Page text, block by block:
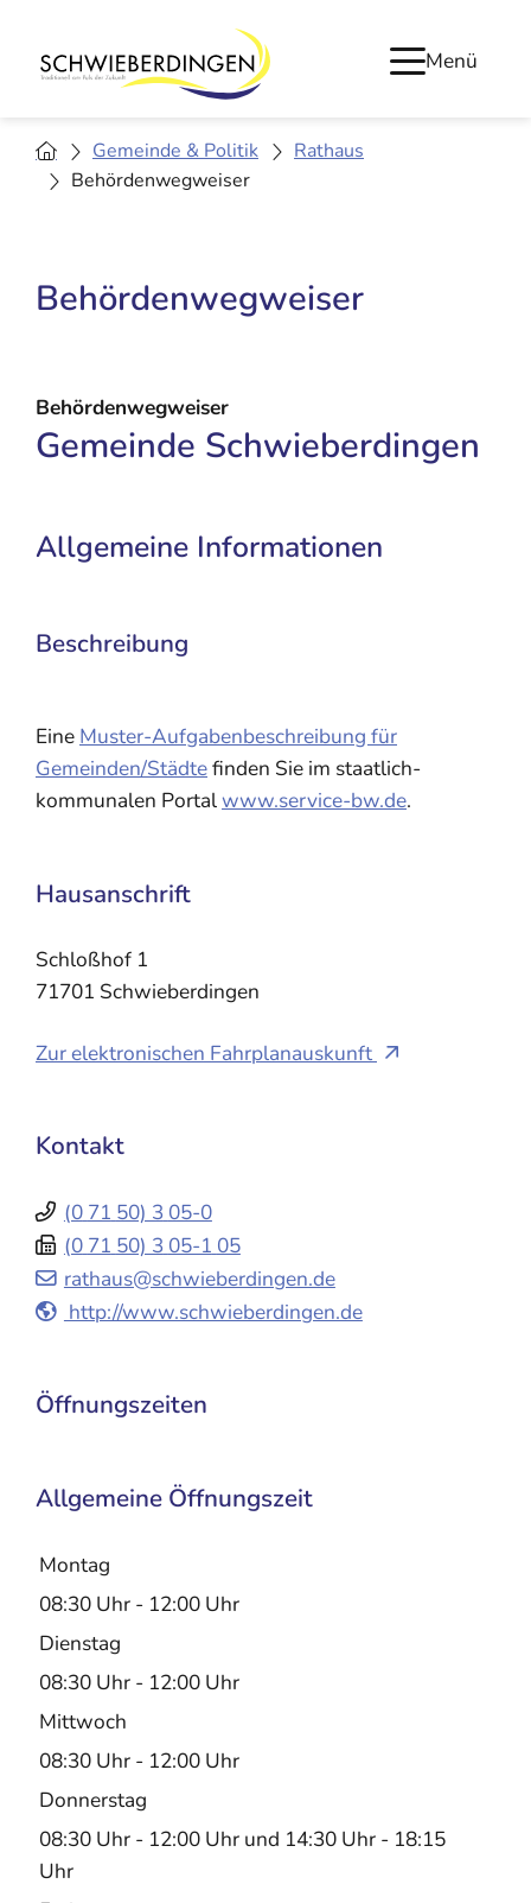
Menü
Gemeinde & Politik
Rathaus
Behördenwegweiser
Behördenwegweiser
Behördenwegweiser
Gemeinde Schwieberdingen
Allgemeine Informationen
Beschreibung
Eine Muster-Aufgabenbeschreibung für
Gemeinden/Städtefinden Sie im staatlich-
kommunalen Portalwww.service-bw.de.
Hausanschrift
Schloßhof 1
71701 Schwieberdingen
Zur elektronischen Fahrplanauskunft
Kontakt
(0 71 50) 3 05-0
(0 71 50) 3 05-1 05
rathaus@schwieberdingen.de
http://www.schwieberdingen.de
Öffnungszeiten
Allgemeine Öffnungszeit
Montag
08:30 Uhr - 12:00 Uhr
Dienstag
08:30 Uhr - 12:00 Uhr
Mittwoch
08:30 Uhr - 12:00 Uhr
Donnerstag
08:30 Uhr - 12:00 Uhr und 14:30 Uhr - 18:15
Uhr